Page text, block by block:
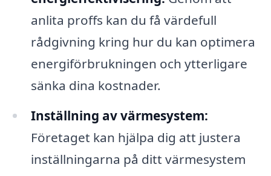
anlita proffs kan du få värdefull
rådgivning kring hur du kan optimera
energiförbrukningen och ytterligare
sänka dina kostnader.
Inställning av värmesystem:
Företaget kan hjälpa dig att justera
inställningarna på ditt värmesystem